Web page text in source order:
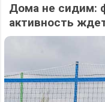
Дома не сидим:
активность